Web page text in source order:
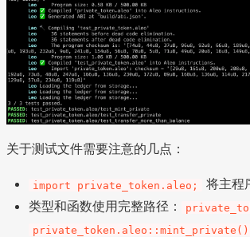
关于测试文件需要注意的几点：
import private_token.aleo;
将主程
类型和函数使用完整路径：
private_token.aleo::mint_private()